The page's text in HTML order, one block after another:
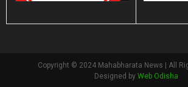
Copyright © 2024 Mahabharata News | All
Designed by Web Odisha